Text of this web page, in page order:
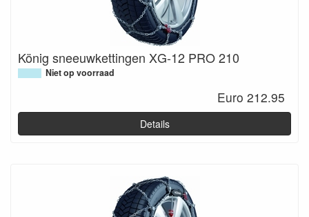
König sneeuwkettingen XG-12 PRO 210
Niet op voorraad
Euro 212.95
Details